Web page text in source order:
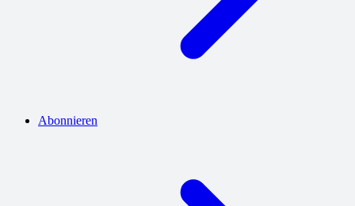
Abonnieren